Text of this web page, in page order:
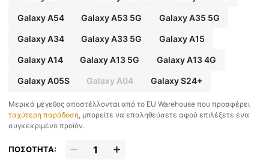
Galaxy A54 Galaxy A53 5G Galaxy A35 5G
Galaxy A34 Galaxy A33 5G Galaxy A15
Galaxy A14 Galaxy A13 5G Galaxy A13 4G
Galaxy A05S Galaxy A04 Galaxy S24+
​Μερικά μέγεθος αποστέλλονται από το EU Warehouse που προσφέρει
ταχύτερη παράδοση , μπορείτε να επαληθεύσετε αφού επιλέξετε ένα
συγκεκριμένο προϊόν.
ΠΟΣΟΤΗΤΑ: